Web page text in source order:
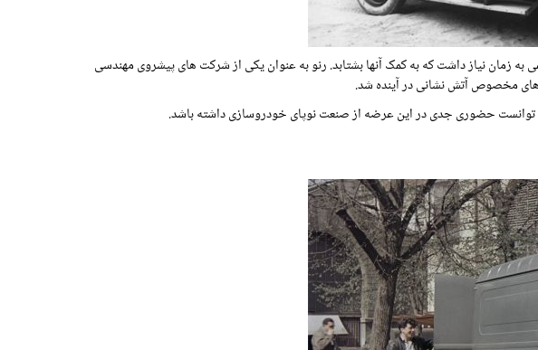
به زمان نیاز داشت که به کمک آنها بشتابد. رنو به عنوان یکی از شرکت های پیشروی مهندسی
مخصوص آتش نشانی در آینده شد.
توانست حضوری جدی در این عرضه از صنعت نوپای خودروسازی داشته باشد.